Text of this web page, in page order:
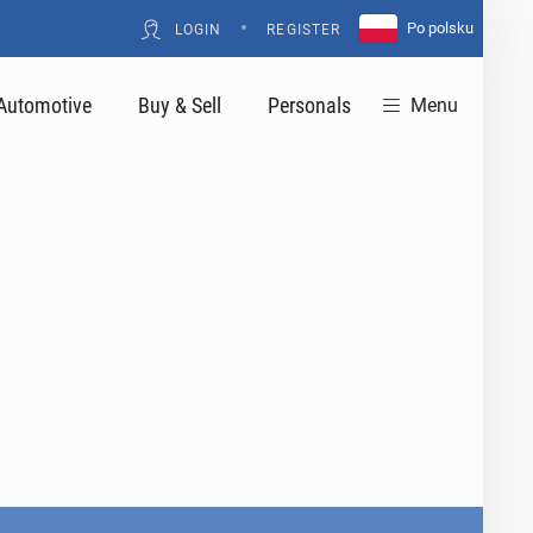
LOGIN • REGISTER Po polsku
Buy & Sell Personals Menu